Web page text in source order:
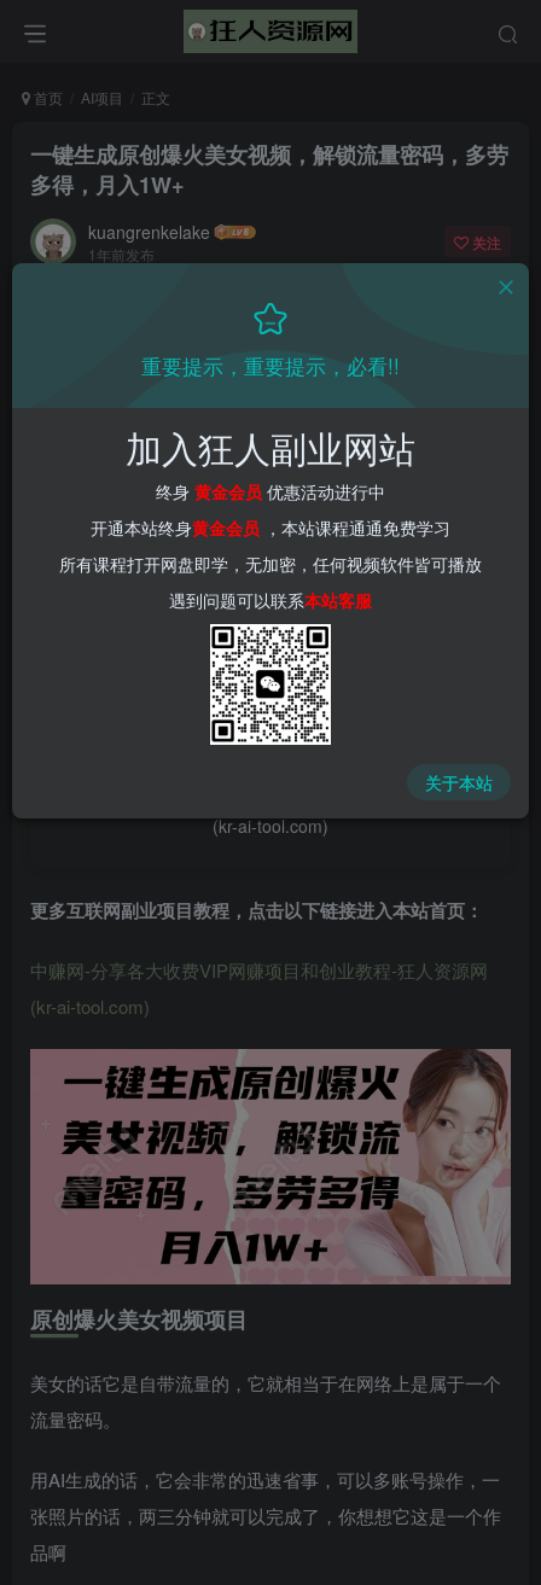
首页 AI项目 正文
一键生成原创爆火美女视频，解锁流量密码，多劳
多得，月入1W+
kuangrenkelake
1年前发布
关注
📌 1000➕互联网副业项目教程，更多网赚项目，点击以下
链接进入本站首页：
中赚网 - 分享各大收费VIP网赚项目和创业教程 - 狂人资源
(kr-ai-tool.com)
更多互联网副业项目教程，点击以下链接进入本站首页 ：
中赚网-分享各大收费VIP网赚项目和创业教程-狂人资源网
(kr-ai-tool.com)
原创爆火美女视频项目
美女的话它是自带流量的，它就相当于在网络上是属于一个
流量密码。
用AI生成的话，它会非常的迅速省事，可以多账号操作，一
张照片的话，两三分钟就可以完成了，你想想它这是一个作
品啊
重要提示，重要提示，必看!!
加入狂人副业网站
终身 黄金会员 优惠活动进行中
开通本站终身黄金会员 ，本站课程通通免费学习
所有课程打开网盘即学，无加密，任何视频软件皆可播放
遇到问题可以联系本站客服
关于本站